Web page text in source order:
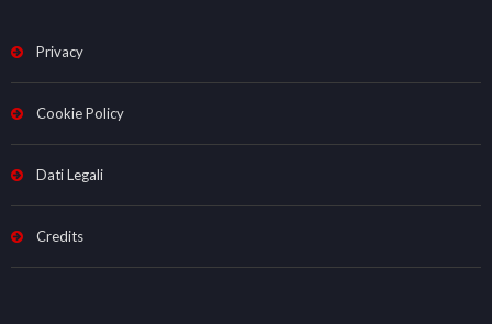
Privacy
Cookie Policy
Dati Legali
Credits